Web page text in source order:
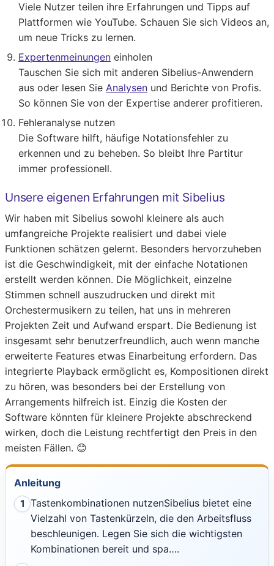
Viele Nutzer teilen ihre Erfahrungen und Tipps auf
Plattformen wie YouTube. Schauen Sie sich Videos an,
um neue Tricks zu lernen.
Expertenmeinungen einholen
Tauschen Sie sich mit anderen Sibelius-Anwendern
aus oder lesen Sie Analysen und Berichte von Profis.
So können Sie von der Expertise anderer profitieren.
Fehleranalyse nutzen
Die Software hilft, häufige Notationsfehler zu
erkennen und zu beheben. So bleibt Ihre Partitur
immer professionell.
Unsere eigenen Erfahrungen mit Sibelius
Wir haben mit Sibelius sowohl kleinere als auch
umfangreiche Projekte realisiert und dabei viele
Funktionen schätzen gelernt. Besonders hervorzuheben
ist die Geschwindigkeit, mit der einfache Notationen
erstellt werden können. Die Möglichkeit, einzelne
Stimmen schnell auszudrucken und direkt mit
Orchestermusikern zu teilen, hat uns in mehreren
Projekten Zeit und Aufwand erspart. Die Bedienung ist
insgesamt sehr benutzerfreundlich, auch wenn manche
erweiterte Features etwas Einarbeitung erfordern. Das
integrierte Playback ermöglicht es, Kompositionen direkt
zu hören, was besonders bei der Erstellung von
Arrangements hilfreich ist. Einzig die Kosten der
Software könnten für kleinere Projekte abschreckend
wirken, doch die Leistung rechtfertigt den Preis in den
meisten Fällen. 😊
Anleitung
1 Tastenkombinationen nutzenSibelius bietet eine
Vielzahl von Tastenkürzeln, die den Arbeitsfluss
beschleunigen. Legen Sie sich die wichtigsten
Kombinationen bereit und spa….